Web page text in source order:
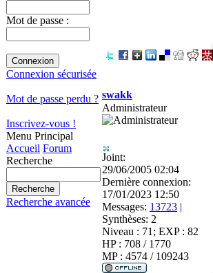
Mot de passe :
Connexion sécurisée
Mot de passe perdu ?
Inscrivez-vous !
Menu Principal
Accueil Forum
Recherche
Recherche avancée
swakk
Administrateur
Joint:
29/06/2005 02:04
Dernière connexion:
17/01/2023 12:50
Messages: 13723 |
Synthèses: 2
Niveau : 71; EXP : 82
HP : 708 / 1770
MP : 4574 / 109243